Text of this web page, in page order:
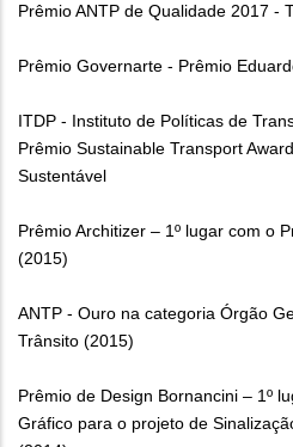
Prêmio ANTP de Qualidade 2017 -
Prêmio Governarte - Prêmio
ITDP - Instituto de Políticas de
Prêmio Sustainable Transport
Sustentável
Prêmio Architizer – 1º lugar com o
(2015)
ANTP - Ouro na categoria Órgão
Trânsito (2015)
Prêmio de Design Bornancini – 1º
Gráfico para o projeto de